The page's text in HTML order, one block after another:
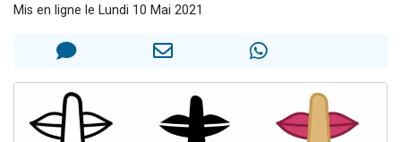
2 nouvelles musiques dans Torah-Box Music
4 personnes viennent de nous rejoindre sur WhatsApp
Mis en ligne le Lundi 10 Mai 2021